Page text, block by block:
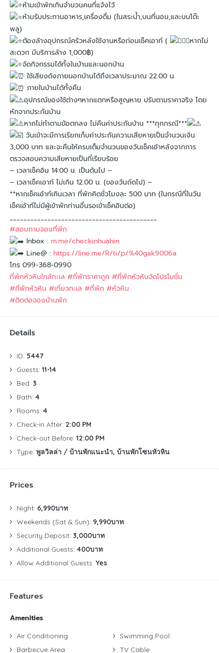
ห้ามเข้าพักเกินจำนวนคนที่แจ้งไว้
ห้ามรับประทานอาหาร,เครื่องดื่ม (ในสระน้ำ,บนที่นอน,และบนโต๊ะ
พลู)
ต้องล้างอุปกรณ์ครัวหลังใช้งานหรือก่อนเช็คเอาท์ (
หากไม่
สะดวก มีบริการล้าง 1,000฿)
จัดกิจกรรมได้ทั้งในบ้านและนอกบ้าน
ใช้เสียงดังภายนอกบ้านได้ถึงเวลาประมาณ 22.00 น.
ภายในบ้านได้ทั้งคืน
อุปกรณ์ของใช้ต่างๆหากแตกหรือสูญหาย ปรับตามราคาจริง โดย
หักจากประกันบ้าน
หากไม่ทำตามข้อตกลง ไม่คืนค่าประกันบ้าน ***ทุกกรณี***
วันเข้าจะมีการเรียกเก็บค่าประกันความเสียหายเป็นจำนวนเงิน
3,000 บาท และจะคืนให้ครบเต็มจำนวนของวันเช็คเอ้าหลังจากการ
ตรวจสอบความเสียหายเป็นที่เรียบร้อย
– เวลาเช็คอิน 14:00 น. เป็นต้นไป –
– เวลาเช็คเอาท์ ไม่เกิน 12.00 น. (ของวันถัดไป) –
**หากเช็คเอ้าท์เกินเวลา ที่พักคิดชั่วโมงละ 500 บาท (ในกรณีที่ในวัน
เช็คเอ้าท์ไม่มีผู้เข้าพักท่านอื่นรอเข้าเช็คอินต่อ)​
___________________________________________
#สอบถามจองที่พัก
Inbox : m.me/checkinhuahin
Line@ : https://line.me/R/ti/p/%40gak9006a
โทร 099-368-0990
ที่พักหัวหินใกล้ทะเล #ที่พักราคาถูก #ที่พักหัวหินจัดโปรโมชั่น
#ที่พักหัวหิน #เที่ยวทะเล #ที่พัก #หัวหิน
#ติดต่อจองบ้านพัก
Details
ID: 5447
Guests: 11-14
Bed: 3
Bath: 4
Rooms: 4
Check-in After: 2:00 PM
Check-out Before: 12:00 PM
Type: พูลวิลล่า / บ้านพักแนะนำ, บ้านพักโซนหัวหิน
Prices
Night: 6,990บาท
Weekends (Sat & Sun): 9,990บาท
Security Deposit: 3,000บาท
Additional Guests: 400บาท
Allow Additional Guests: Yes
Features
Amenities
Air Conditioning
Barbecue Area
Swimming Pool
TV Cable